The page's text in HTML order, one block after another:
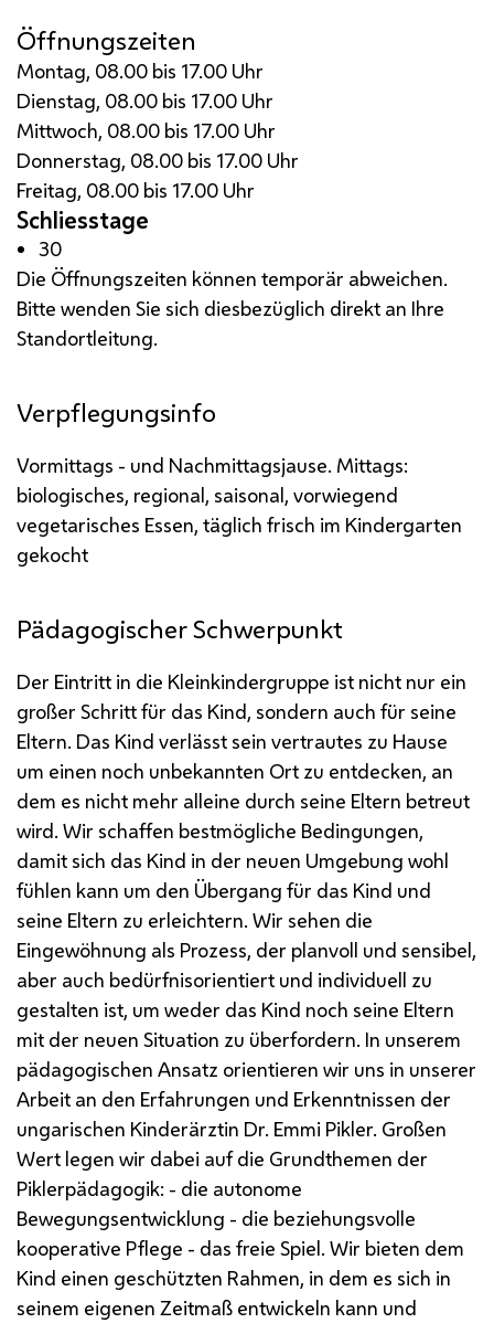
Öffnungszeiten
Montag, 08.00 bis 17.00 Uhr
Dienstag, 08.00 bis 17.00 Uhr
Mittwoch, 08.00 bis 17.00 Uhr
Donnerstag, 08.00 bis 17.00 Uhr
Freitag, 08.00 bis 17.00 Uhr
Schliesstage
30
Die Öffnungszeiten können temporär abweichen.
Bitte wenden Sie sich diesbezüglich direkt an Ihre
Standortleitung.
Verpflegungsinfo
Vormittags - und Nachmittagsjause. Mittags:
biologisches, regional, saisonal, vorwiegend
vegetarisches Essen, täglich frisch im Kindergarten
gekocht
Pädagogischer Schwerpunkt
Der Eintritt in die Kleinkindergruppe ist nicht nur ein
großer Schritt für das Kind, sondern auch für seine
Eltern. Das Kind verlässt sein vertrautes zu Hause
um einen noch unbekannten Ort zu entdecken, an
dem es nicht mehr alleine durch seine Eltern betreut
wird. Wir schaffen bestmögliche Bedingungen,
damit sich das Kind in der neuen Umgebung wohl
fühlen kann um den Übergang für das Kind und
seine Eltern zu erleichtern. Wir sehen die
Eingewöhnung als Prozess, der planvoll und sensibel,
aber auch bedürfnisorientiert und individuell zu
gestalten ist, um weder das Kind noch seine Eltern
mit der neuen Situation zu überfordern. In unserem
pädagogischen Ansatz orientieren wir uns in unserer
Arbeit an den Erfahrungen und Erkenntnissen der
ungarischen Kinderärztin Dr. Emmi Pikler. Großen
Wert legen wir dabei auf die Grundthemen der
Piklerpädagogik: - die autonome
Bewegungsentwicklung - die beziehungsvolle
kooperative Pflege - das freie Spiel. Wir bieten dem
Kind einen geschützten Rahmen, in dem es sich in
seinem eigenen Zeitmaß entwickeln kann und